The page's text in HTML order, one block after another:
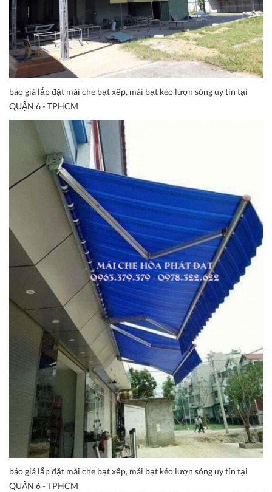
báo giá lắp đặt mái che bạt xếp, mái bạt kéo lượn sóng uy tín tại
QUẬN 6 - TPHCM
báo giá lắp đặt mái che bạt xếp, mái bạt kéo lượn sóng uy tín tại
QUẬN 6 - TPHCM